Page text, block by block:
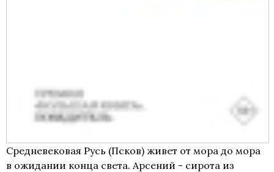
Средневековая Русь (Псков) живет от мора до мора
в ожидании конца света. Арсений - сирота из